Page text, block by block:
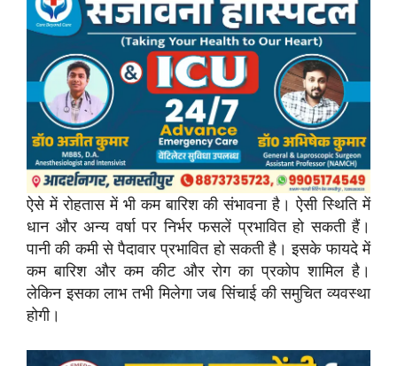
ऐसे में रोहतास में भी कम बारिश की संभावना है। ऐसी स्थिति में
धान और अन्य वर्षा पर निर्भर फसलें प्रभावित हो सकती हैं।
पानी की कमी से पैदावार प्रभावित हो सकती है। इसके फायदे में
कम बारिश और कम कीट और रोग का प्रकोप शामिल है।
लेकिन इसका लाभ तभी मिलेगा जब सिंचाई की समुचित व्यवस्था
होगी।